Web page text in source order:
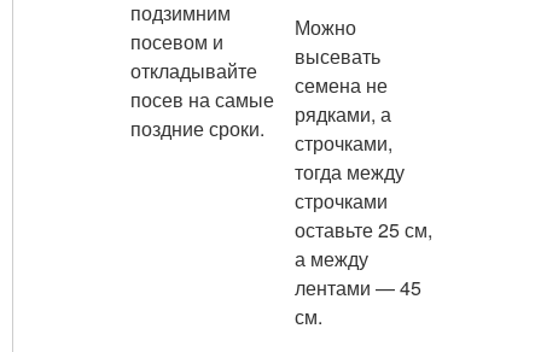
подзимним
посевом и
откладывайте
посев на самые
поздние сроки.
Можно
высевать
семена не
рядками, а
строчками,
тогда между
строчками
оставьте 25 см,
а между
лентами — 45
см.